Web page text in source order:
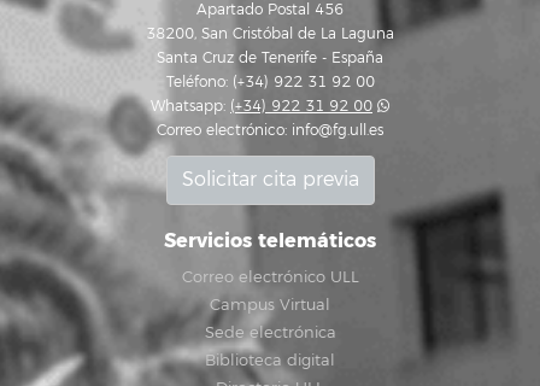
Apartado Postal 456
38200, San Cristóbal de La Laguna
Santa Cruz de Tenerife - España
Teléfono: (+34) 922 31 92 00
Whatsapp: (+34) 922 31 92 00
Correo electrónico: info@fg.ull.es
Solicitar cita previa
Servicios telemáticos
Correo electrónico ULL
Campus Virtual
Sede electrónica
Biblioteca digital